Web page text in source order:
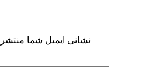
نشانی ایمیل شما